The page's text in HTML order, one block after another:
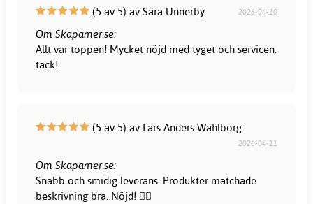
(5 av 5) av Sara Unnerby 2026-04-10
Om Skapamer.se:
Allt var toppen! Mycket nöjd med tyget och servicen.
tack!
(5 av 5) av Lars Anders Wahlborg
2026-04-11
Om Skapamer.se:
Snabb och smidig leverans. Produkter matchade
beskrivning bra. Nöjd! 👍🏻